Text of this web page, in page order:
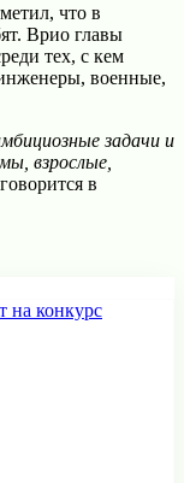
что в
Врио главы
тех, с кем
военные,
задачи и
взрослые,
в